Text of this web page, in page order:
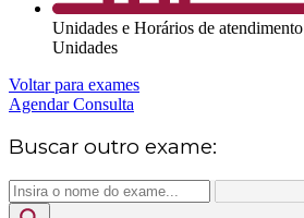
Unidades e Horários de atendimento
Unidades
Voltar para exames
Agendar Consulta
Buscar outro exame: